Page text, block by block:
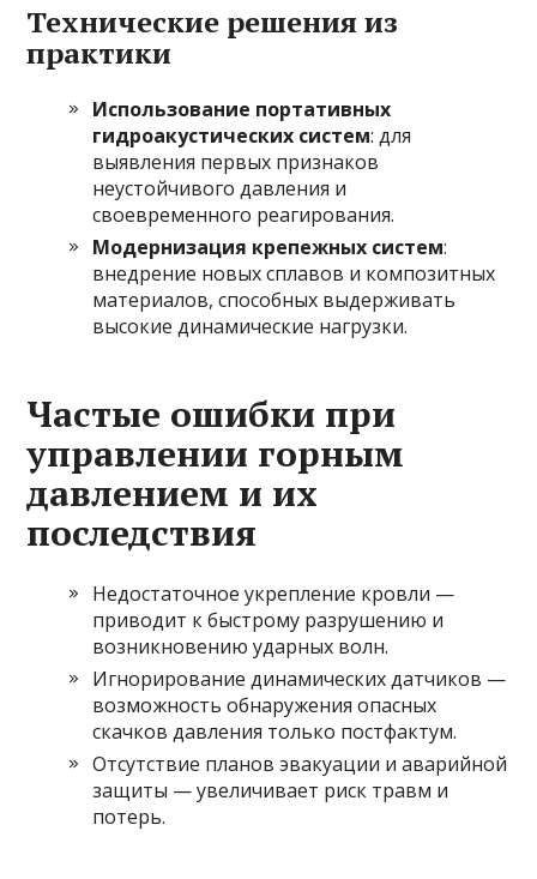
Технические решения из
практики
Использование портативных
гидроакустических систем: для
выявления первых признаков
неустойчивого давления и
своевременного реагирования.
Модернизация крепежных систем:
внедрение новых сплавов и композитных
материалов, способных выдерживать
высокие динамические нагрузки.
Частые ошибки при
управлении горным
давлением и их
последствия
Недостаточное укрепление кровли —
приводит к быстрому разрушению и
возникновению ударных волн.
Игнорирование динамических датчиков —
возможность обнаружения опасных
скачков давления только постфактум.
Отсутствие планов эвакуации и аварийной
защиты — увеличивает риск травм и
потерь.